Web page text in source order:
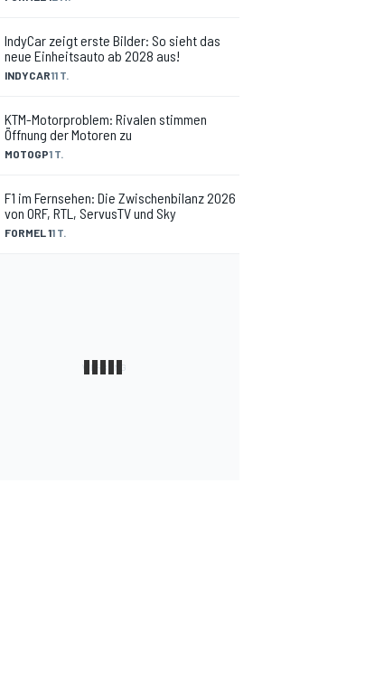
INDYCAR11 T.
IndyCar zeigt erste Bilder: So sieht das
neue Einheitsauto ab 2028 aus!
MOTOGP1 T.
KTM-Motorproblem: Rivalen stimmen
Öffnung der Motoren zu
FORMEL 11 T.
F1 im Fernsehen: Die Zwischenbilanz 2026
von ORF, RTL, ServusTV und Sky